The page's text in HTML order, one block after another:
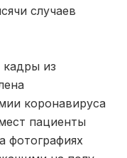
случаев
кадры из
коронавируса
пациенты
фотографиях